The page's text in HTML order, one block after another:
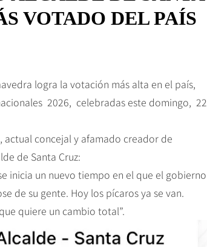
VOTADO DEL PAÍS
logra la votación más alta en el país,
2026, celebradas este domingo, 22
actual concejal y afamado creador de
de Santa Cruz:
inicia un nuevo tiempo en el que el gobierno
de su gente. Hoy los pícaros ya se van.
quiere un cambio total”.